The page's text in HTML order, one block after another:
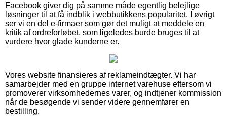
Facebook giver dig på samme måde egentlig belejlige
løsninger til at få indblik i webbutikkens popularitet. I øvrigt
ser vi en del e-firmaer som gør det muligt at meddele en
kritik af ordreforløbet, som ligeledes burde bruges til at
vurdere hvor glade kunderne er.
Vores website finansieres af reklameindtægter. Vi har
samarbejder med en gruppe internet varehuse eftersom vi
promoverer virksomhedernes varer, og indtjener kommission
når de besøgende vi sender videre gennemfører en
bestilling.